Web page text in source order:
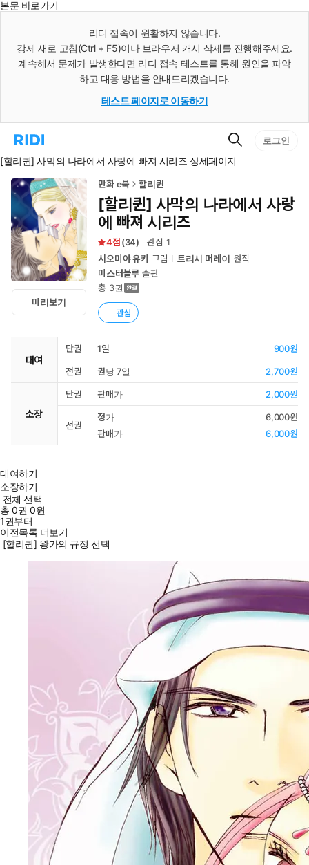
본문 바로가기
리디 접속이 원활하지 않습니다.
강제 새로 고침(Ctrl + F5)이나 브라우저 캐시 삭제를 진행해주세요.
계속해서 문제가 발생한다면 리디 접속 테스트를 통해 원인을 파악
하고 대응 방법을 안내드리겠습니다.
테스트 페이지로 이동하기
리
홈
로
이
검
색
로그인
[할리퀸] 사막의 나라에서 사랑에 빠져 시리즈 상세페이지
미리보기
만화 e북 할리퀸
[할리퀸] 사막의 나라에서 사랑
에 빠져 시리즈
4 (34) 관심 1
시오미야 유키 그림 트리시 머레이 원작
미스터블루 출판
총 3권
관심
대여
단권 1일 900원
전권 권당 7일 2,700원
소장
단권 판매가 2,000원
전권
정가
6,000원
판매가
6,000원
대여하기
소장하기
전체 선택
총0권 0원
1권부터
이전목록 더보기
[할리퀸] 왕가의 규정 선택